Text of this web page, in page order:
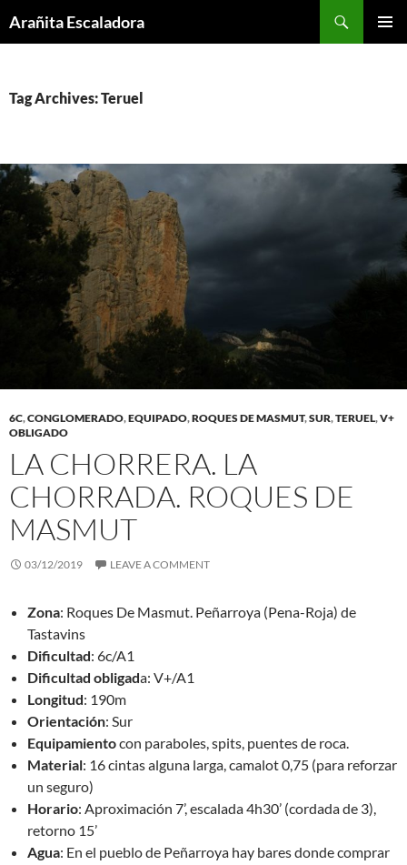
toArañita Escaladora
Tag Archives: Teruel
6C,CONGLOMERADO,EQUIPADO,ROQUES DE MASMUT,SUR,TERUEL,V+
OBLIGADO
LA CHORRERA. LA
CHORRADA. ROQUES DE
MASMUT
03/12/2019 LEAVE A COMMENT
Zona: Roques De Masmut. Peñarroya (Pena-Roja) de
Tastavins
Dificultad: 6c/A1
Dificultad obligada: V+/A1
Longitud: 190m
Orientación: Sur
Equipamientocon paraboles, spits, puentes de roca.
Material: 16 cintas alguna larga, camalot 0,75 (para reforzar
un seguro)
Horario: Aproximación 7’, escalada 4h30’ (cordada de 3),
retorno 15’
Agua: En el pueblo de Peñarroya hay bares donde comprar